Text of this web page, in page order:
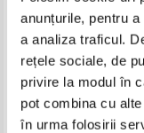
anunțurile, pentru
a analiza traficul.
rețele sociale, de
privire la modul în
pot combina cu
în urma folosirii
Lemony Snicket - A
Unfortunate Events,
The Ersatz Elevator
Pret:20,00Lei 14,00
Adaugă în coș